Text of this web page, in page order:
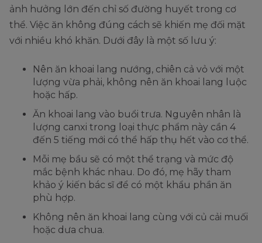
ảnh hưởng lớn đến chỉ số đường huyết trong cơ
thể. Việc ăn không đúng cách sẽ khiến mẹ đối mặt
với nhiều khó khăn. Dưới đây là một số lưu ý:
Nên ăn khoai lang nướng, chiên cả vỏ với một
lượng vừa phải, không nên ăn khoai lang luộc
hoặc hấp.
Ăn khoai lang vào buổi trưa. Nguyên nhân là
lượng canxi trong loại thực phẩm này cần 4
đến 5 tiếng mới có thể hấp thụ hết vào cơ thể.
Mỗi mẹ bầu sẽ có một thể trạng và mức độ
mắc bệnh khác nhau. Do đó, mẹ hãy tham
khảo ý kiến bác sĩ để có một khẩu phần ăn
phù hợp.
Không nên ăn khoai lang cùng với củ cải muối
hoặc dưa chua.